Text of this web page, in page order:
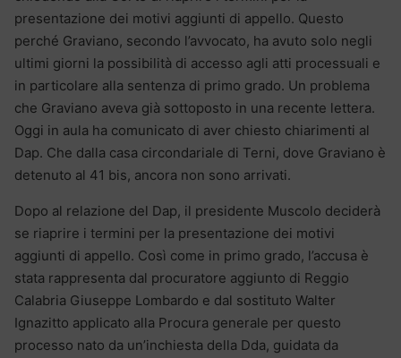
presentazione dei motivi aggiunti di appello. Questo
perché Graviano, secondo l’avvocato, ha avuto solo negli
ultimi giorni la possibilità di accesso agli atti processuali e
in particolare alla sentenza di primo grado. Un problema
che Graviano aveva già sottoposto in una recente lettera.
Oggi in aula ha comunicato di aver chiesto chiarimenti al
Dap. Che dalla casa circondariale di Terni, dove Graviano è
detenuto al 41 bis, ancora non sono arrivati.
Dopo al relazione del Dap, il presidente Muscolo deciderà
se riaprire i termini per la presentazione dei motivi
aggiunti di appello. Così come in primo grado, l’accusa è
stata rappresenta dal procuratore aggiunto di Reggio
Calabria Giuseppe Lombardo e dal sostituto Walter
Ignazitto applicato alla Procura generale per questo
processo nato da un’inchiesta della Dda, guidata da